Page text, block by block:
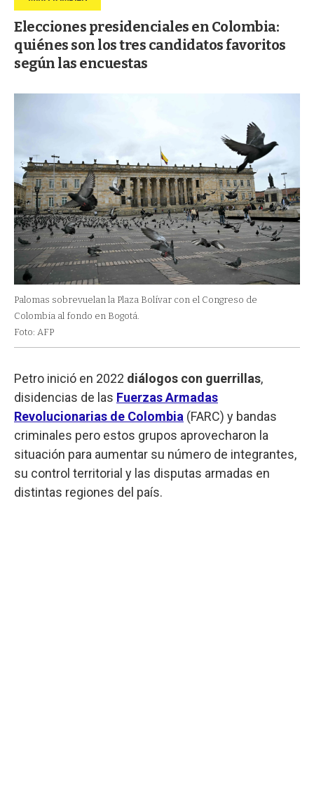
Elecciones presidenciales en Colombia:
quiénes son los tres candidatos favoritos
según las encuestas
Palomas sobrevuelan la Plaza Bolívar con el Congreso de
Colombia al fondo en Bogotá.
Foto: AFP
Petro inició en 2022 diálogos con guerrillas,
disidencias de las Fuerzas Armadas
Revolucionarias de Colombia (FARC) y bandas
criminales pero estos grupos aprovecharon la
situación para aumentar su número de integrantes,
su control territorial y las disputas armadas en
distintas regiones del país.